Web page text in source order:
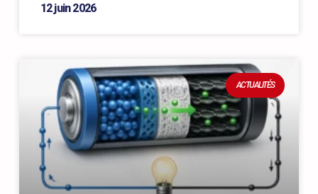
12 juin 2026
ACTUALITÉS